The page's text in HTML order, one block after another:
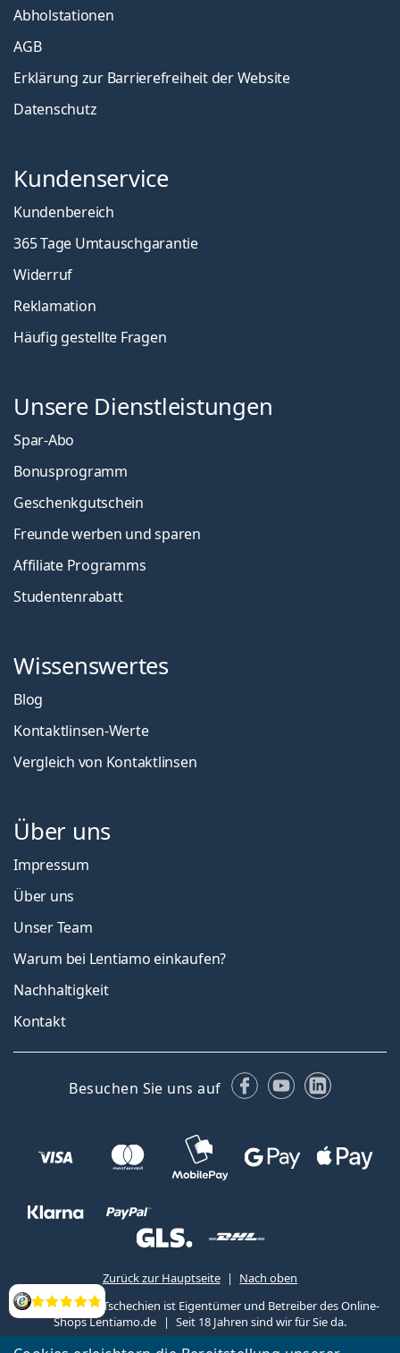
Bewertung
Abholstationen
AGB
Erklärung zur Barrierefreiheit der Website
Datenschutz
Kundenservice
Kundenbereich
365 Tage Umtauschgarantie
Widerruf
Reklamation
Häufig gestellte Fragen
Unsere Dienstleistungen
Spar-Abo
Bonusprogramm
Geschenkgutschein
Freunde werben und sparen
Affiliate Programms
Studentenrabatt
Wissenswertes
Blog
Kontaktlinsen-Werte
Vergleich von Kontaktlinsen
Über uns
Impressum
Über uns
Unser Team
Warum bei Lentiamo einkaufen?
Nachhaltigkeit
Kontakt
Besuchen Sie uns auf Facebook
YouTubeLinkedIn
Zurück zur Hauptseite
Nach oben
Lentiamo s.r.o., Tschechien ist Eigentümer und Betreiber des Online-
Shops Lentiamo.de
Seit 18 Jahren sind wir für Sie da.